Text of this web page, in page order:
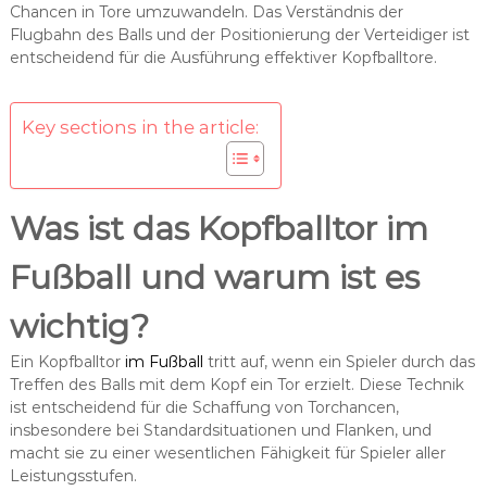
Chancen in Tore umzuwandeln. Das Verständnis der
Flugbahn des Balls und der Positionierung der Verteidiger ist
entscheidend für die Ausführung effektiver Kopfballtore.
Key sections in the article:
Was ist das Kopfballtor im
Fußball und warum ist es
wichtig?
Ein Kopfballtor im Fußball tritt auf, wenn ein Spieler durch das
Treffen des Balls mit dem Kopf ein Tor erzielt. Diese Technik
ist entscheidend für die Schaffung von Torchancen,
insbesondere bei Standardsituationen und Flanken, und
macht sie zu einer wesentlichen Fähigkeit für Spieler aller
Leistungsstufen.